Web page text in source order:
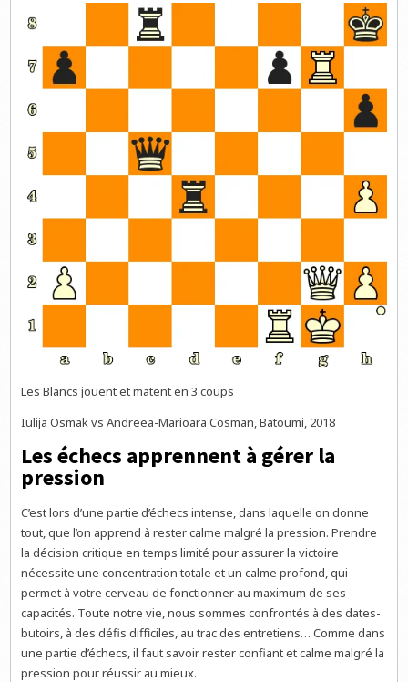
Les Blancs jouent et matent en 3 coups
Iulija Osmak vs Andreea-Marioara Cosman, Batoumi, 2018
Les échecs apprennent à gérer la
pression
C’est lors d’une partie d’échecs intense, dans laquelle on donne
tout, que l’on apprend à rester calme malgré la pression. Prendre
la décision critique en temps limité pour assurer la victoire
nécessite une concentration totale et un calme profond, qui
permet à votre cerveau de fonctionner au maximum de ses
capacités. Toute notre vie, nous sommes confrontés à des dates-
butoirs, à des défis difficiles, au trac des entretiens… Comme dans
une partie d’échecs, il faut savoir rester confiant et calme malgré la
pression pour réussir au mieux.